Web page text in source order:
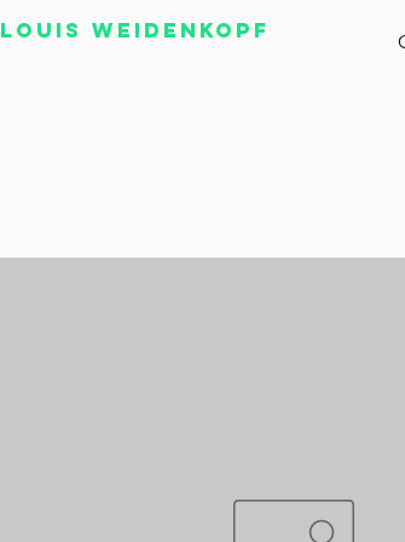
Louis Weidenkopf